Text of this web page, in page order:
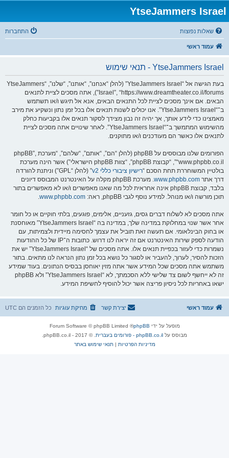
YtseJammers Israel
שאלות נפוצות התחברות
עמוד ראשי
YtseJammers Israel - תנאי שימוש
בעת הגישה אל “YtseJammers Israel” (להלן “אנחנו”, “אותנו”, “שלנו”, “YtseJammers
Israel”, “https://www.dreamtheater.co.il/forums”), אתה מסכים לציית לתנאים
הבאים. אם אינך מסכים לציית לכל התנאים הבאים, אנא אל תיגש ו/או תשתמש
ב־“YtseJammers Israel”. אנו יכולים לשנות תנאים אלו בכל זמן נתון ונשקיע את מירב
מאמצינו כדי לידע אותך, אך יהיה זה נבון מצידך לסקור תנאים אלו בקביעות כחלק
מהשימוש המתמשך ב־“YtseJammers Israel”. לאחר שינויים אתה מסכים לציית
לתנאים אלו כאשר הם מעודכנים ו/או מתוקנים.
הפורומים שלנו מבוססים על phpBB (להלן “הם”, “אותם”, “שלהם”, “מערכת phpBB”,
“www.phpbb.co.il”, “קבוצת phpBB”, “צוות phpBB הישראלי”) אשר הינה מערכת
בולטיין המשוחררת תחת הסכם “רישיון ציבורי כללי v2
” (להלן “GPL”) וניתנת להורדה
דרך אתר www.phpbb.com
. מערכת phpBB מקלה על האינטרנט המבוסס דיונים
בלבד, קבוצת phpBB אינה אחראית לכל מה שאנו מאפשרים ו/או לא מאפשרים בתור
תוכן מורשה ו/או מנוהל. למידע נוסף לגבי phpBB, ראה:
www.phpbb.com
.
אתה מסכים לא לשלוח דברים גסים, גזעניים, אלימים, פוגעים, בלתי חוקיים או כל חומר
אחר אשר שנוי במחלוקת במדינה שלך, במדינה בה “YtseJammers Israel” מאוחסנת
או בחוק הבינלאומי. אם תעשה זאת תוביל את עצמך לחסימה מיידית ולצמיתות, עם
הודעה לספק שירות האינטרנט אם זה יראה לנו דרוש. כתובות ה־IP של כל ההודעות
נשמרות כדי לעזור בכפיית תנאים אלו. אתה מסכים של “YtseJammers Israel” יש את
הזכות להסיר, לערוך, להעביר או לסגור כל נושא בכל זמן נתון הנראה לנו מתאים. בתור
משתמש אתה מסכים שכל המידע אשר אתה מזין יאוחסן בבסיס הנתונים. בעוד שמידע
זה לא ייחשף לשום צד שלישי ללא הסכמתך, לא “YtseJammers Israel” ולא phpBB
ישאו באחריות לכל ניסיון פריצה אשר יכול להוסיף לחשיפת המידע.
עמוד ראשי כל הזמנים הם UTC מחיקת עוגיות יצירת קשר
מופעל על ידי phpBB
® Forum Software © phpBB Limited
מבוסס על phpBB.co.il - פורומים בעברית
. © 2017 - phpBB.co.il.
מדיניות הפרטיות |תנאי שימוש באתר